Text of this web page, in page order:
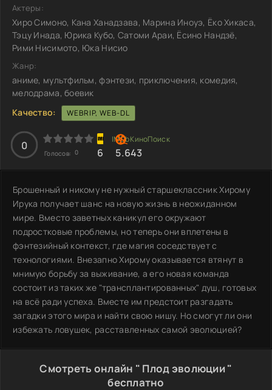
Актеры:
Хиро Симоно, Кана Ханадзава, Марина Иноуэ, Ёко Хикаса,
Тэцу Инада, Юрика Кубо, Сатоми Араи, Ёсино Нандзё,
Рими Нисимото, Юка Нисио
Жанр:
аниме, мультфильм, фэнтези, приключения, комедия,
мелодрама, боевик
Качество:
WEBRIP, WEB-DL
0
Голосов: 0 6 5.643
Брошенный и никому не нужный старшеклассник Хирому
Ирука получает шанс на новую жизнь в неожиданном
мире. Вместо заветных каникул его окружают
подростковые проблемы, но теперь они вплетены в
фэнтезийный контекст, где магия соседствует с
технологиями. Внезапно Хирому оказывается втянут в
мнимую борьбу за выживание, а его новая команда
состоит из таких же "трансплантированных" душ, готовых
на всё ради успеха. Вместе им предстоит разгадать
загадки этого мира и найти свою нишу. Но смогут ли они
избежать ловушек, расставленных самой эволюцией?
Смотреть онлайн " Плод эволюции "
бесплатно